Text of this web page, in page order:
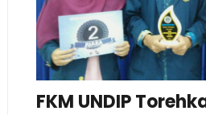
FKM UNDIP